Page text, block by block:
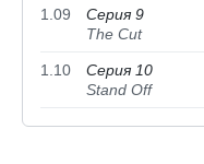
1.09
Серия 9
The Cut
1.10
Серия 10
Stand Off